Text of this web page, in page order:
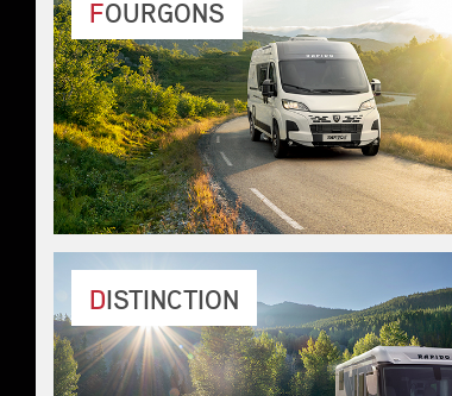
FOURGONS
V55 V62 V65XL V68
DISTINCTION